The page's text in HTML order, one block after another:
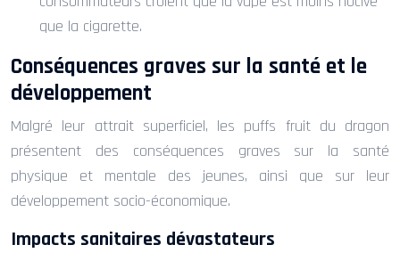
que la cigarette.
Conséquences graves sur la santé et le
développement
Malgré leur attrait superficiel, les puffs fruit du dragon
présentent des conséquences graves sur la santé
physique et mentale des jeunes, ainsi que sur leur
développement socio-économique.
Impacts sanitaires dévastateurs